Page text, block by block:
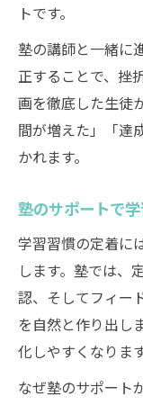
トです。
塾の講師と一緒に
正することで、挫
画を徹底した生徒
間が増えた」「達
かれます。
塾のサポートで
学習習慣の定着に
します。塾では、
認、そしてフィー
を自然と作り出し
化しやすくなります
なぜ塾のサポート